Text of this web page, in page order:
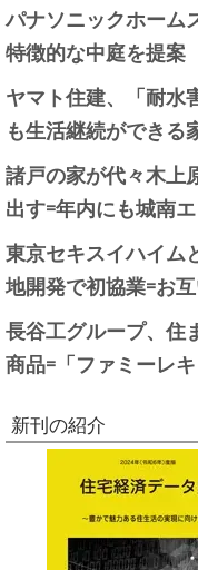
パナソニックホーム
特徴的な中庭を提案
ヤマト住建、「耐水
も生活継続ができる
諸戸の家が代々木上
出す=年内にも城南
東京セキスイハイム
地開発で初協業=お
長谷工グループ、住
商品=「ファミーレ
新刊の紹介